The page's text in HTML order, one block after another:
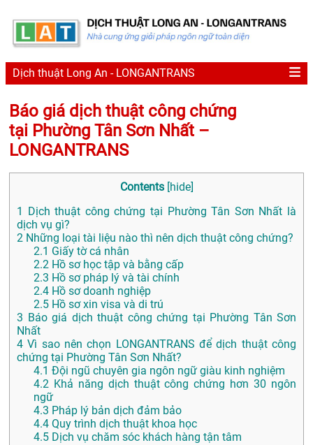
Dịch thuật Long An - LONGANTRANS
Báo giá dịch thuật công chứng
tại Phường Tân Sơn Nhất –
LONGANTRANS
Contents [hide]
1
Dịch thuật công chứng tại Phường Tân Sơn Nhất là
dịch vụ gì?
2 Những loại tài liệu nào thì nên dịch thuật công chứng?
2.1 Giấy tờ cá nhân
2.2 Hồ sơ học tập và bằng cấp
2.3 Hồ sơ pháp lý và tài chính
2.4 Hồ sơ doanh nghiệp
2.5 Hồ sơ xin visa và di trú
3 Báo giá dịch thuật công chứng tại Phường Tân Sơn
Nhất
4 Vì sao nên chọn LONGANTRANS để dịch thuật công
chứng tại Phường Tân Sơn Nhất?
4.1 Đội ngũ chuyên gia ngôn ngữ giàu kinh nghiệm
4.2 Khả năng dịch thuật công chứng hơn 30 ngôn
ngữ
4.3 Pháp lý bản dịch đảm bảo
4.4 Quy trình dịch thuật khoa học
4.5 Dịch vụ chăm sóc khách hàng tận tâm